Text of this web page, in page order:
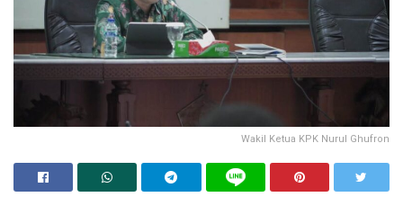
Wakil Ketua KPK Nurul Ghufron